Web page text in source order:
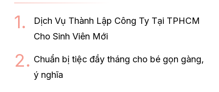
Dịch Vụ Thành Lập Công Ty Tại TPHCM
Cho Sinh Viên Mới
Chuẩn bị tiệc đầy tháng cho bé gọn gàng,
ý nghĩa